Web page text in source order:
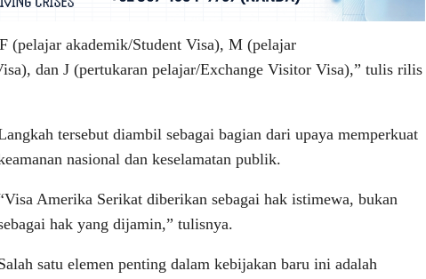
(pelajar akademik/Student Visa), M (pelajar
dan J (pertukaran pelajar/Exchange Visitor Visa),” tulis rilis
tersebut diambil sebagai bagian dari upaya memperkuat
nasional dan keselamatan publik.
Amerika Serikat diberikan sebagai hak istimewa, bukan
hak yang dijamin,” tulisnya.
satu elemen penting dalam kebijakan baru ini adalah